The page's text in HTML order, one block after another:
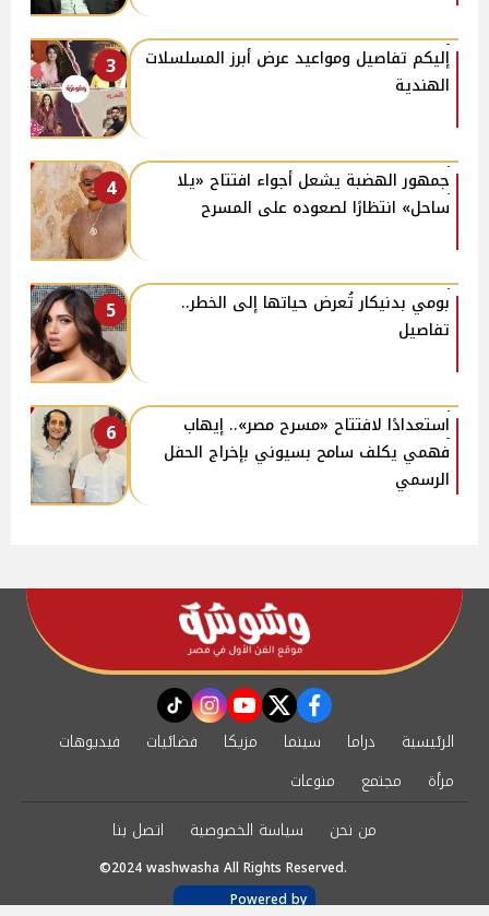
3
إليكم تفاصيل ومواعيد عرض أبرز المسلسلات
الهندية
4
جمهور الهضبة يشعل أجواء افتتاح «يلا
ساحل» انتظارًا لصعوده على المسرح
5
بومي بدنيكار تُعرض حياتها إلى الخطر..
تفاصيل
6
استعدادًا لافتتاح «مسرح مصر».. إيهاب
فهمي يكلف سامح بسيوني بإخراج الحفل
الرسمي
facebook
twitter
youtube
instagram
tiktok
الرئيسية دراما سينما مزيكا فضائيات
فيديوهات
مرأة
مجتمع
منوعات
من نحن
سياسة الخصوصية اتصل بنا
©2024 washwasha All Rights Reserved.
Powered by